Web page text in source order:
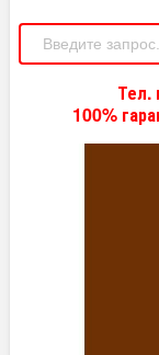
Тел.
100%